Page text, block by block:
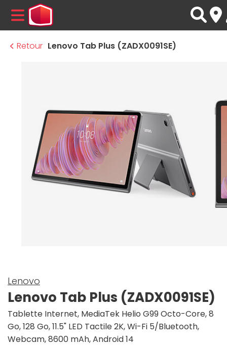
MENU
Retour Lenovo Tab Plus (ZADX0091SE)
Lenovo
Lenovo Tab Plus (ZADX0091SE)
Tablette Internet, MediaTek Helio G99 Octo-Core, 8
Go, 128 Go, 11.5" LED Tactile 2K, Wi-Fi 5/Bluetooth,
Webcam, 8600 mAh, Android 14